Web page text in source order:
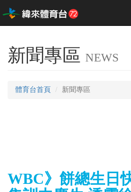
新聞專區 NEWS
體育台首頁 新聞專區
WBC》餅總生日